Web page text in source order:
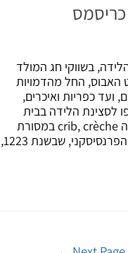
בשווקי חג המולד
החל מהדמויות
כפריות ואיכרים,
הלידה בבית
לחם. מקור המנהג של הכנת מערת הלידה crib, crèche במסורת
שייסד פרנציסקוס מאסיזי מייסד המסדר הפרנסיסקני, שבשנת 1223,